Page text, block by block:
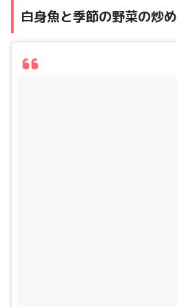
白身魚と季節の野菜の炒め